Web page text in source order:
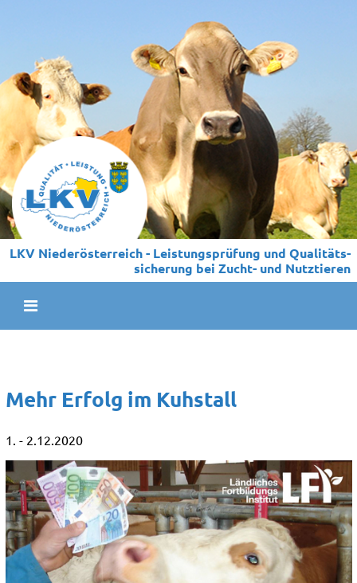
LKV Niederösterreich - Leistungs­prüfung und Qualitäts­
sicherung bei Zucht- und Nutztieren
Mehr Erfolg im Kuhstall
1. - 2.12.2020